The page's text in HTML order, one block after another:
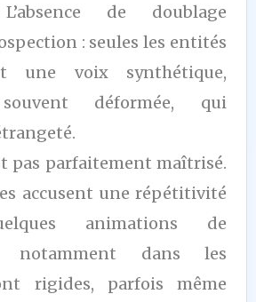
de doublage
: seules les entités
une voix synthétique,
déformée, qui
pas parfaitement maîtrisé.
accusent une répétitivité
animations de
notamment dans les
rigides, parfois même